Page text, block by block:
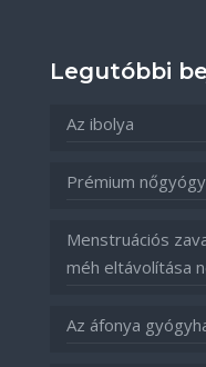
Legutóbbi
Az ibolya
Prémium
Menstruációs
méh eltávolítása
Az áfonya